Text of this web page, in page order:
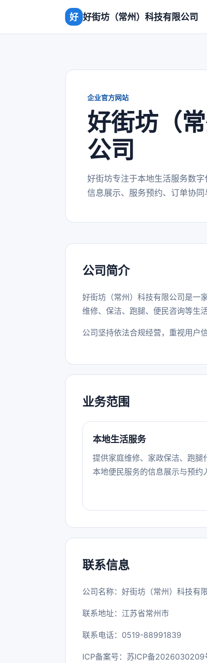
好 好街坊（常州）科技有限公司
企业官方网站
好街坊（
公司
好街坊专注于本地生活服务数
信息展示、服务预约、订单协同
公司简介
好街坊（常州）科技有限公司是一
维修、保洁、跑腿、便民咨询等生
公司坚持依法合规经营，重视用户
业务范围
本地生活服务
提供家庭维修、家政保洁、跑腿
本地便民服务的信息展示与预约
联系信息
公司名称：好街坊（常州）科技有
联系地址：江苏省常州市
联系电话：0519-88991839
ICP备案号： 苏ICP备2026030209